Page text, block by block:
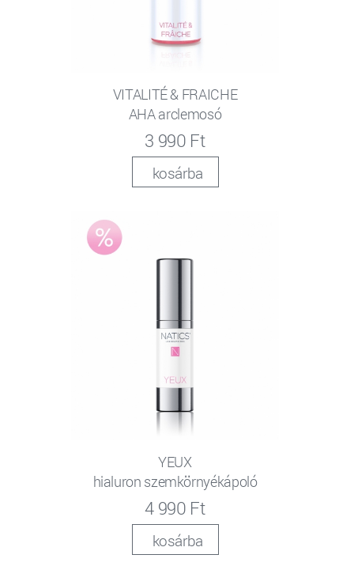
VITALITÉ & FRAICHE
AHA arclemosó
3 990 Ft
kosárba
YEUX
hialuron szemkörnyékápoló
4 990 Ft
kosárba